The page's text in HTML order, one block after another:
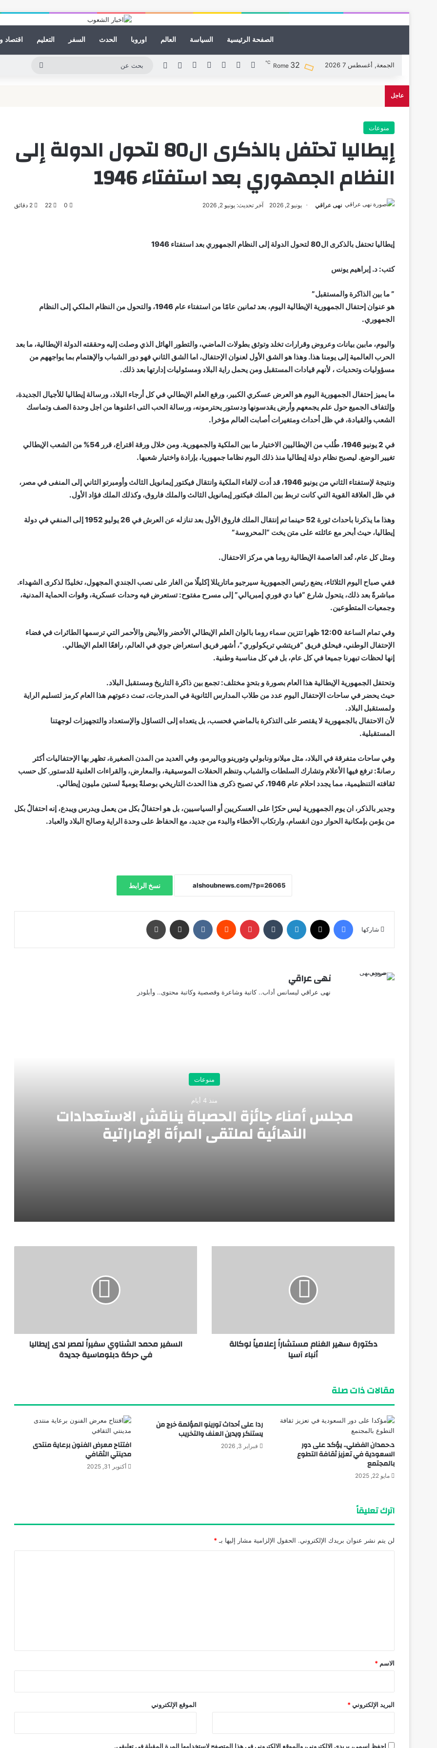
الصفحة الرئيسية السياسة العالم اوروبا الحدث السفر التعليم اقتصاد
الجمعة, أغسطس 7 2026 Rome 32
℃ فيسبوك لينكدإنيوتيوب انستقراممقال عشوائي
الوضع المظلم
عاجل
منوعات
إيطاليا تحتفل بالذكرى ال80 لتحول الدولة إلى
النظام الجمهوري بعد استفتاء 1946
نهى عراقي يونيو 2, 2026 آخر تحديث: يونيو 2, 2026 0
22
إيطاليا تحتفل بالذكرى ال80 لتحول الدولة إلى النظام الجمهوري بعد استفتاء 1946
كتب: د. إبراهيم يونس
” ما بين الذاكرة والمستقبل”
هو عنوان إحتفال الجمهورية الإيطالية اليوم، بعد ثمانين عامًا من استفتاء عام 1946، والتحول من النظام الملكي إلى النظام
الجمهوري.
واليوم، مابين بيانات وعروض وقرارات تخلد وتوثق بطولات الماضي، والتطور الهائل الذي وصلت إليه وحققته الدولة الإيطالية، ما بعد
الحرب العالمية إلى يومنا هذا. وهذا هو الشق الأول لعنوان الإحتفال، اما الشق الثاني فهو دور الشباب والإهتمام بما يواجههم من
مسؤوليات وتحديات ، لأنهم قيادات المستقبل ومن يحمل راية البلاد ومسئوليات إدارتها بعد ذلك.
ما يميز إحتفال الجمهورية اليوم هو العرض عسكري الكبير، ورفع العلم الإيطالي في كل أرجاء البلاد، ورسالة إيطاليا للأجيال الجديدة،
وإلتفاف الجميع حول علم يجمعهم وأرض يقدسونها ودستور يحترمونه، ورسالة الحب التى اعلنوها من اجل وحدة الصف وتماسك
الشعب والقيادة، في ظل أحداث ومتغيرات أصابت العالم مؤخرا.
في 2 يونيو 1946، طُلب من الإيطاليين الاختيار ما بين الملكية والجمهورية. ومن خلال ورقة اقتراع، قرر 54% من الشعب الإيطالي
تغيير الوضع. ليصبح نظام دولة إيطاليا منذ ذلك اليوم نظاما جمهوريا، بإرادة واختيار شعبها.
ونتيجة لإستفتاء الثاني من يونيو 1946، قد أدت لإلغاء الملكية وانتقال فيكتور إيمانويل الثالث وأومبرتو الثاني إلى المنفى في مصر،
في ظل العلاقة القوية التي كانت تربط بين الملك فيكتور إيمانويل الثالث والملك فاروق، وكذلك الملك فؤاد الأول.
وهذا ما يذكرنا باحداث ثورة 52 حينما تم إنتقال الملك فاروق الأول بعد تنازله عن العرش في 26 يوليو 1952 إلى المنفي في دولة
إيطاليا، حيث أبحر مع عائلته على متن يخت “المحروسة”
ومثل كل عام، تُعد العاصمة الإيطالية روما هي مركز الاحتفال.
ففي صباح اليوم الثلاثاء، يضع رئيس الجمهورية سيرجيو ماتاريللا إكليلًا من الغار على نصب الجندي المجهول، تخليدًا لذكرى الشهداء.
مباشرةً بعد ذلك، يتحول شارع “فيا دي فوري إمبريالي” إلى مسرح مفتوح: تستعرض فيه وحدات عسكرية، وقوات الحماية المدنية،
وجمعيات المتطوعين.
وفي تمام الساعة 12:00 ظهرا تتزين سماء روما بالوان العلم الإيطالي الأخضر والأبيض والأحمر التي ترسمها الطائرات في فضاء
الإحتفال الوطني، فيحلق فريق “فريتشي تريكولوري”، أشهر فريق استعراض جوي في العالم، رافعًا العلم الإيطالي.
إنها لحظات تبهرنا جميعا في كل عام، بل في كل مناسبة وطنية.
وتحتفل الجمهورية الإيطالية هذا العام بصورة و بتحدٍ مختلف: تجمع بين ذاكرة التاريخ ومستقبل البلاد.
حيث يحضر في ساحات الإحتفال اليوم عدد من طلاب المدارس الثانوية في المدرجات، تمت دعوتهم هذا العام كرمز لتسليم الراية
ولمستقبل البلاد.
لأن الاحتفال بالجمهورية لا يقتصر على التذكرة بالماضي فحسب، بل يتعداه إلى التساؤل والإستعداد والتجهيزات لوجهتنا
المستقبلية.
وفي ساحات متفرقة في البلاد، مثل ميلانو ونابولي وتورينو وباليرمو، وفي العديد من المدن الصغيرة، تظهر بها الإحتفاليات أكثر
رصانةً: ترفع فيها الأعلام وتشارك السلطات والشباب وتنظم الحفلات الموسيقية، والمعارض، والقراءات العلنية للدستور. كل حسب
ثقافته التنظيمية، مما يجدد احلام عام 1946، كي تصبح ذكرى هذا الحدث التاريخي بوصلةً يوميةً لستين مليون إيطالي.
وجدير بالذكر، ان يوم الجمهورية ليس حكرًا على العسكريين أو السياسيين، بل هو احتفالٌ بكل من يعمل ويدرس ويبدع، إنه احتفالٌ بكل
من يؤمن بإمكانية الحوار دون انقسام، وارتكاب الأخطاء والبدء من جديد، مع الحفاظ على وحدة الراية وصالح البلاد والعباد.
نسخ الرابط
شاركها
نهى عراقي
نهى عراقي ليسانس أداب.. كاتبة وشاعرة وقصصية وكاتبة محتوى.. وأبلودر
منوعات
منذ 4 أيام
مجلس أمناء جائزة الحصباة يناقش الاستعدادات
النهائية لملتقى المرأة الإماراتية
مؤتمر المصريين بالخارج.. منصة وطنية لتعزيز الشراكة بين الدولة وأبنائها حول العالم
منذ أسبوع واحد
شهرة رياضة كمال الأجسام عبر التاريخ
دكتورة سهير الغنام مستشاراً إعلامياً لوكالة
أنباء آسيا
السفير محمد الشناوي سفيراً لمصر لدى إيطاليا
في حركة دبلوماسية جديدة
مقالات ذات صلة
د.حمدان الفضلي.. يؤكد على دور
السعودية في تعزيز ثقافة التطوع
بالمجتمع
مايو 22, 2025
ردا على أحداث تورينو المؤلمة خرج من
يستنكر ويدين العنف والتخريب
فبراير 3, 2026 افتتاح معرض الفنون برعاية منتدى
مدينتي الثقافي
أكتوبر 31, 2025
اترك تعليقاً
لن يتم نشر عنوان بريدك الإلكتروني. الحقول الإلزامية مشار إليها بـ *
*
الاسم *
البريد الإلكتروني * الموقع الإلكتروني
احفظ اسمي، بريدي الإلكتروني، والموقع الإلكتروني في هذا المتصفح لاستخدامها المرة المقبلة في تعليقي.